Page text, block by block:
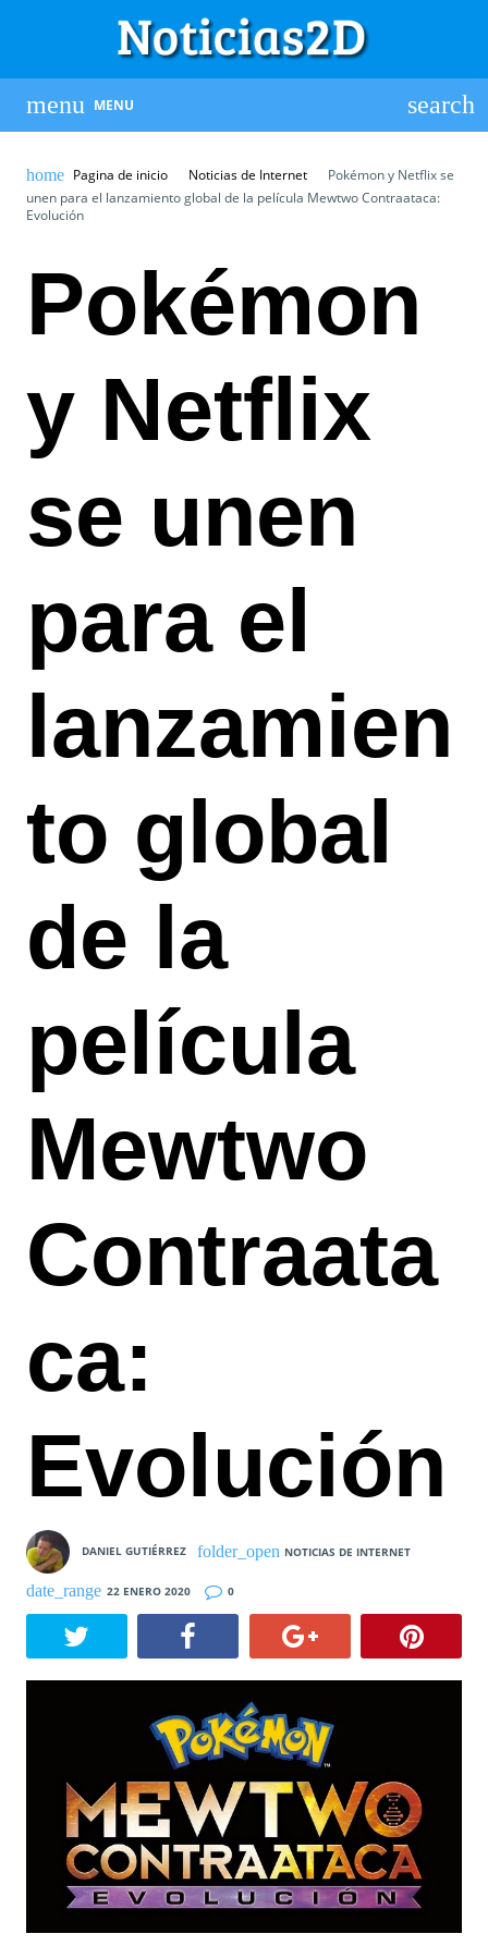
MENU
Pagina de inicio Noticias de Internet
Pokémon y Netflix se
unen para el lanzamiento global de la película Mewtwo Contraataca:
Evolución
Pokémon
y Netflix
se unen
para el
lanzamien
to global
de la
película
Mewtwo
Contraata
ca:
Evolución
DANIEL GUTIÉRREZ NOTICIAS DE INTERNET
22 ENERO 2020 0